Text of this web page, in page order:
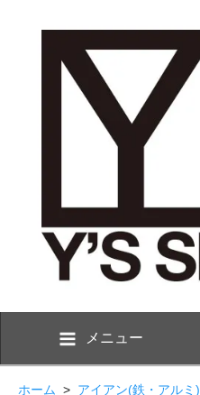
メニュー
ホーム > アイアン(鉄・アルミ)